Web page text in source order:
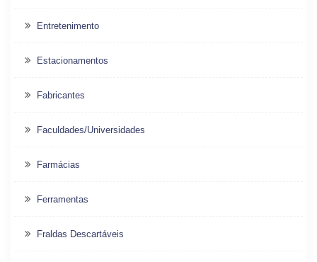
Entretenimento
Estacionamentos
Fabricantes
Faculdades/Universidades
Farmácias
Ferramentas
Fraldas Descartáveis